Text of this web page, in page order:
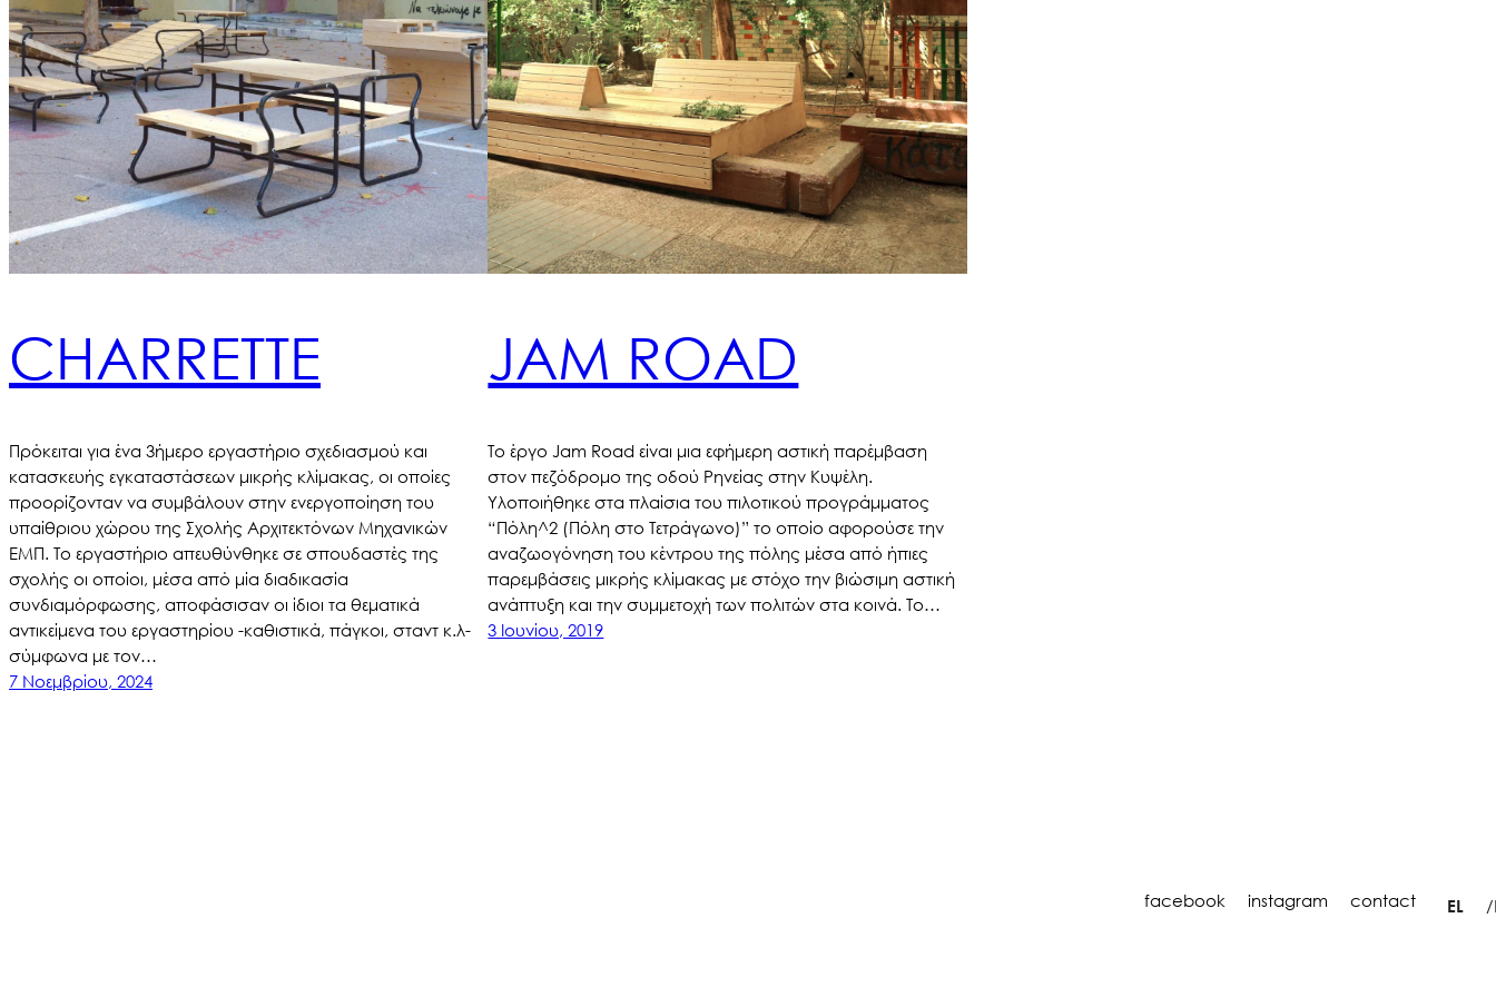
facebook instagram contact EL
CHARRETTE
Πρόκειται για ένα 3ήμερο εργαστήριο σχεδιασμού και
κατασκευής εγκαταστάσεων μικρής κλίμακας, οι οποίες
προορίζονταν να συμβάλουν στην ενεργοποίηση του
υπαίθριου χώρου της Σχολής Αρχιτεκτόνων Μηχανικών
ΕΜΠ. Το εργαστήριο απευθύνθηκε σε σπουδαστές της
σχολής οι οποίοι, μέσα από μία διαδικασία
συνδιαμόρφωσης, αποφάσισαν οι ίδιοι τα θεματικά
αντικείμενα του εργαστηρίου -καθιστικά, πάγκοι, σταντ κ.λ-
σύμφωνα με τον…
7 Νοεμβρίου, 2024
JAM ROAD
Το έργο Jam Road είναι μια εφήμερη αστική παρέμβαση
στον πεζόδρομο της οδού Ρηνείας στην Κυψέλη.
Υλοποιήθηκε στα πλαίσια του πιλοτικού προγράμματος
“Πόλη^2 (Πόλη στο Τετράγωνο)” το οποίο αφορούσε την
αναζωογόνηση του κέντρου της πόλης μέσα από ήπιες
παρεμβάσεις μικρής κλίμακας με στόχο την βιώσιμη αστική
ανάπτυξη και την συμμετοχή των πολιτών στα κοινά. Το…
3 Ιουνίου, 2019